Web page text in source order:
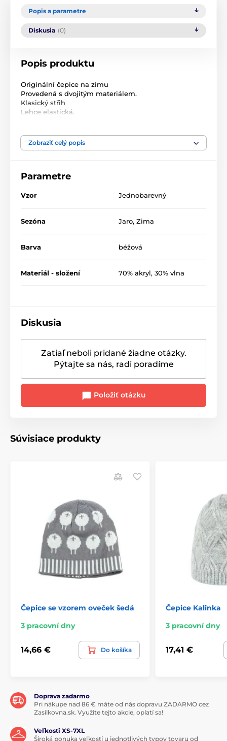
Popis a parametre
Diskusia (0)
Popis produktu
Originální čepice na zimu
Provedená s dvojitým materiálem.
Klasický střih
Lehce elastická.
stylizacím. Velikost: univerzální dámská
Materiál: Syntetický
Pohlaví: dámské
Obvod: 55-58 cm
Izolace: Dvojitý materiál
Pohlaví: dámské
Zobraziť celý popis
Parametre
Vzor Jednobarevný
Sezóna Jaro, Zima
Barva béžová
Materiál - složení 70% akryl, 30% vlna
Diskusia
Zatiaľ neboli pridané žiadne otázky.
Pýtajte sa nás, radi poradíme
Položiť otázku
Súvisiace produkty
Čepice se vzorem oveček šedá
3 pracovní dny
14,66 € Do košíka
Čepice Kalinka
3 pracovní dny
17,41 €
Doprava zadarmo
Pri nákupe nad 86 € máte od nás dopravu ZADARMO cez
Zasilkovna.sk. Využite tejto akcie, oplatí sa!
Veľkosti XS-7XL
Široká ponuka veľkostí u jednotlivých typov tovaru od